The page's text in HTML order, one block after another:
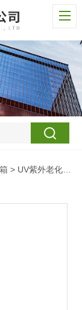
> UV紫外老化检测箱